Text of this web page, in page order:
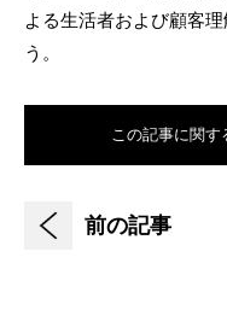
よる生活者および顧客
う。
この記事に関
前の記事